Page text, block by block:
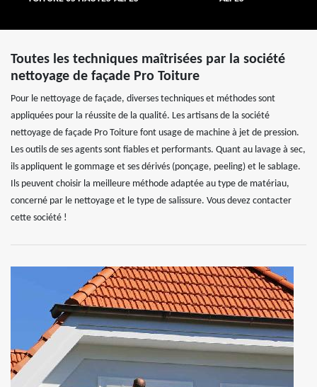
Toutes les techniques maîtrisées par la société
nettoyage de façade Pro Toiture
Pour le nettoyage de façade, diverses techniques et méthodes sont
appliquées pour la réussite de la qualité. Les artisans de la société
nettoyage de façade Pro Toiture font usage de machine à jet de pression.
Les outils de ses agents sont fiables et performants. Quant au lavage à sec,
ils appliquent le gommage et ses dérivés (ponçage, peeling) et le sablage.
Ils peuvent choisir la meilleure méthode adaptée au type de matériau,
concerné par le nettoyage et le type de salissure. Vous devez contacter
cette société !